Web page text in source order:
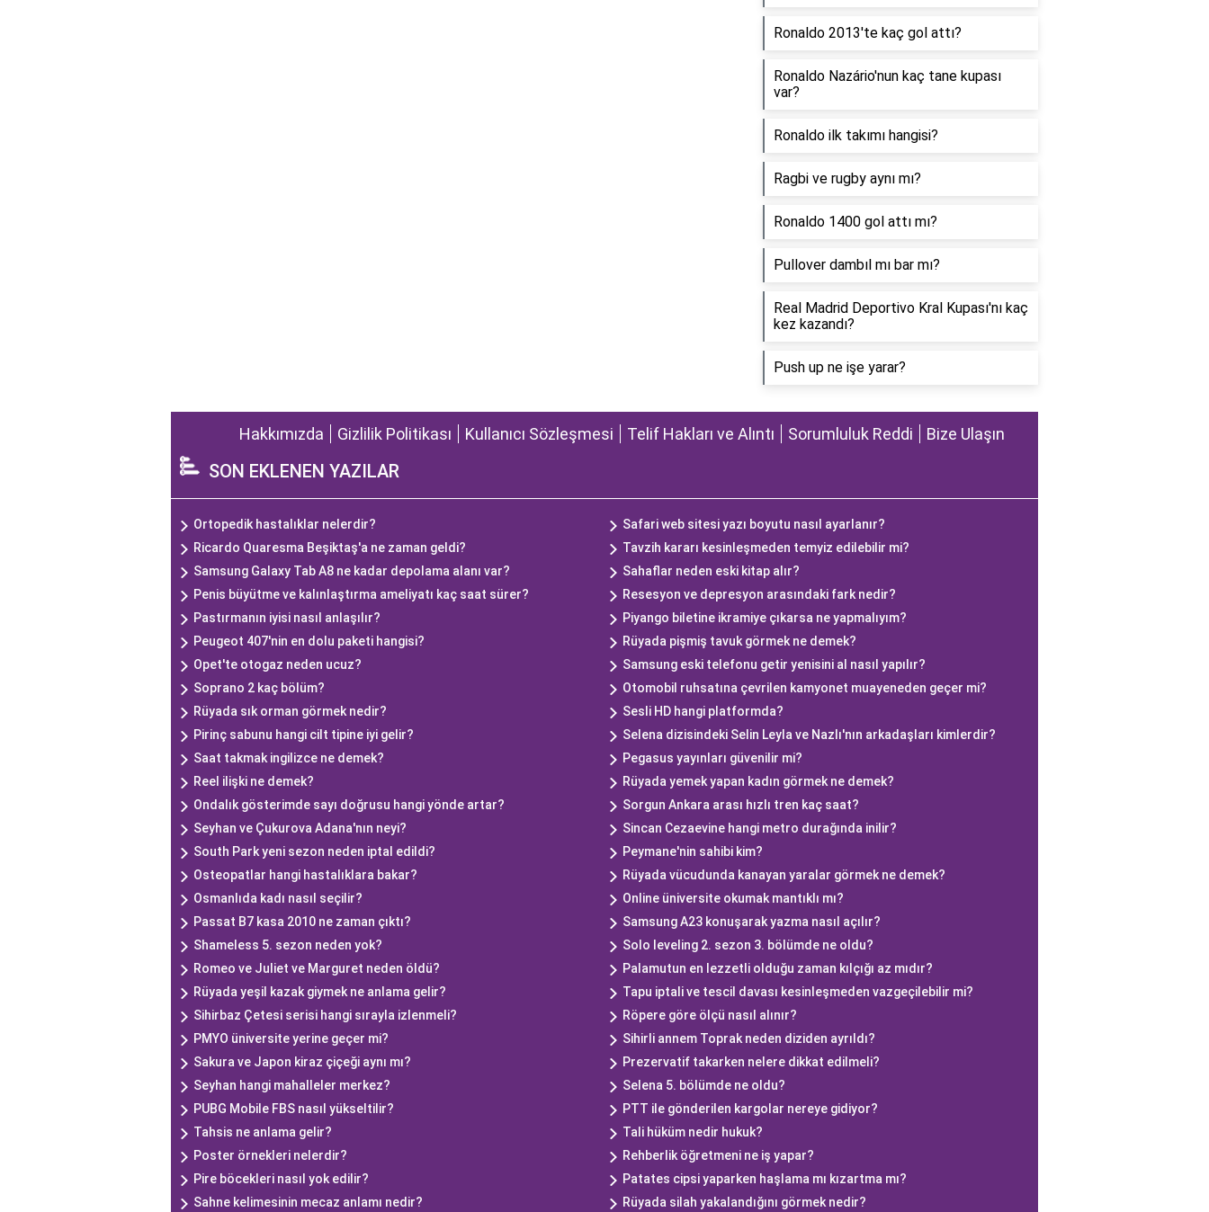
Ronaldo 2013'te kaç gol attı?
Ronaldo Nazário'nun kaç tane kupası
var?
Ronaldo ilk takımı hangisi?
Ragbi ve rugby aynı mı?
Ronaldo 1400 gol attı mı?
Pullover dambıl mı bar mı?
Real Madrid Deportivo Kral Kupası'nı kaç
kez kazandı?
Push up ne işe yarar?
Hakkımızda Gizlilik Politikası Kullanıcı Sözleşmesi Telif Hakları ve Alıntı Sorumluluk Reddi Bize Ulaşın
SON EKLENEN YAZILAR
Ortopedik hastalıklar nelerdir?
Safari web sitesi yazı boyutu nasıl ayarlanır?
Ricardo Quaresma Beşiktaş'a ne zaman geldi?
Tavzih kararı kesinleşmeden temyiz edilebilir mi?
Samsung Galaxy Tab A8 ne kadar depolama alanı var?
Sahaflar neden eski kitap alır?
Penis büyütme ve kalınlaştırma ameliyatı kaç saat sürer?
Resesyon ve depresyon arasındaki fark nedir?
Pastırmanın iyisi nasıl anlaşılır?
Piyango biletine ikramiye çıkarsa ne yapmalıyım?
Peugeot 407'nin en dolu paketi hangisi?
Rüyada pişmiş tavuk görmek ne demek?
Opet'te otogaz neden ucuz?
Samsung eski telefonu getir yenisini al nasıl yapılır?
Soprano 2 kaç bölüm?
Otomobil ruhsatına çevrilen kamyonet muayeneden geçer mi?
Rüyada sık orman görmek nedir?
Sesli HD hangi platformda?
Pirinç sabunu hangi cilt tipine iyi gelir?
Selena dizisindeki Selin Leyla ve Nazlı'nın arkadaşları kimlerdir?
Saat takmak ingilizce ne demek?
Pegasus yayınları güvenilir mi?
Reel ilişki ne demek?
Rüyada yemek yapan kadın görmek ne demek?
Ondalık gösterimde sayı doğrusu hangi yönde artar?
Sorgun Ankara arası hızlı tren kaç saat?
Seyhan ve Çukurova Adana'nın neyi?
Sincan Cezaevine hangi metro durağında inilir?
South Park yeni sezon neden iptal edildi?
Peymane'nin sahibi kim?
Osteopatlar hangi hastalıklara bakar?
Rüyada vücudunda kanayan yaralar görmek ne demek?
Osmanlıda kadı nasıl seçilir?
Online üniversite okumak mantıklı mı?
Passat B7 kasa 2010 ne zaman çıktı?
Samsung A23 konuşarak yazma nasıl açılır?
Shameless 5. sezon neden yok?
Solo leveling 2. sezon 3. bölümde ne oldu?
Romeo ve Juliet ve Marguret neden öldü?
Palamutun en lezzetli olduğu zaman kılçığı az mıdır?
Rüyada yeşil kazak giymek ne anlama gelir?
Tapu iptali ve tescil davası kesinleşmeden vazgeçilebilir mi?
Sihirbaz Çetesi serisi hangi sırayla izlenmeli?
Röpere göre ölçü nasıl alınır?
PMYO üniversite yerine geçer mi?
Sihirli annem Toprak neden diziden ayrıldı?
Sakura ve Japon kiraz çiçeği aynı mı?
Prezervatif takarken nelere dikkat edilmeli?
Seyhan hangi mahalleler merkez?
Selena 5. bölümde ne oldu?
PUBG Mobile FBS nasıl yükseltilir?
PTT ile gönderilen kargolar nereye gidiyor?
Tahsis ne anlama gelir?
Tali hüküm nedir hukuk?
Poster örnekleri nelerdir?
Rehberlik öğretmeni ne iş yapar?
Pire böcekleri nasıl yok edilir?
Patates cipsi yaparken haşlama mı kızartma mı?
Sahne kelimesinin mecaz anlamı nedir?
Rüyada silah yakalandığını görmek nedir?